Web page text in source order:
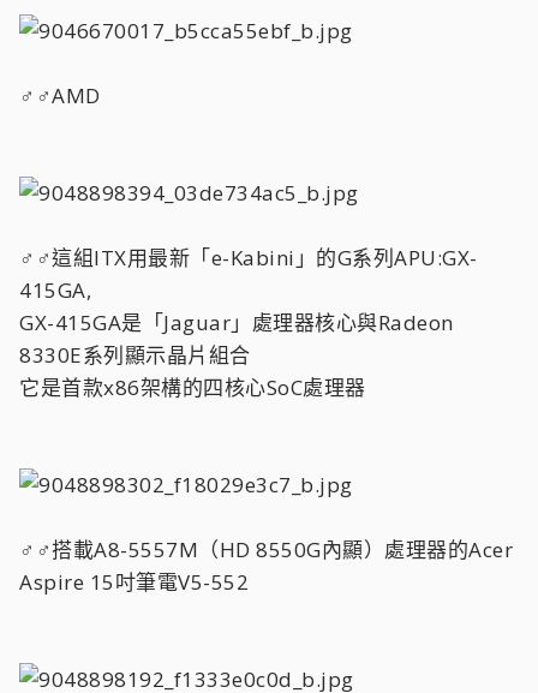
♂♂AMD
♂♂這組ITX用最新「e-Kabini」的G系列APU:GX-
415GA,
GX-415GA是「Jaguar」處理器核心與Radeon
8330E系列顯示晶片組合
它是首款x86架構的四核心SoC處理器
♂♂搭載A8-5557M（HD 8550G內顯）處理器的Acer
Aspire 15吋筆電V5-552